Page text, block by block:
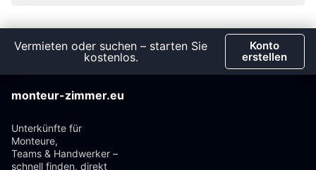
Vermieten oder suchen – starten Sie
kostenlos.
Konto
erstellen
monteur-zimmer.eu
Unterkünfte für
Monteure,
Teams & Handwerker –
schnell finden, direkt